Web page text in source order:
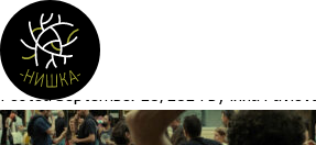
Category:
Инсталация на Забравата
PostedSeptember 26, 2024 by Inna